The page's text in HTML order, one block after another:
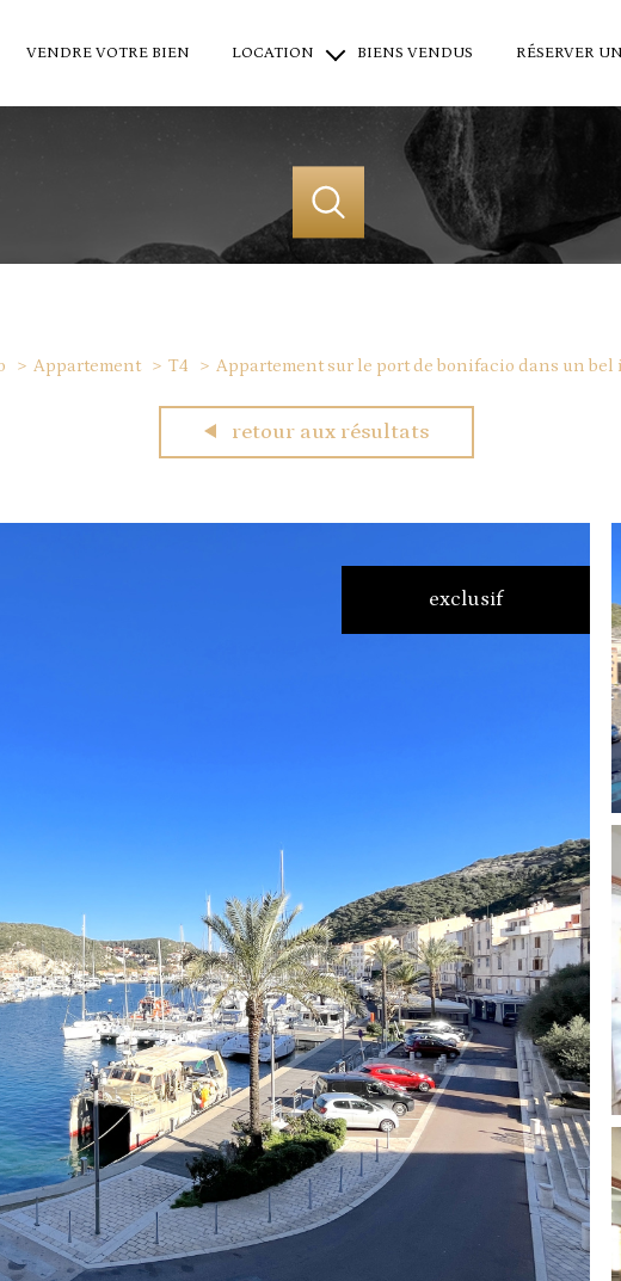
VENDRE VOTRE BIEN LOCATION
locations à l'année
location professionnel
BIENS VENDUS RÉSERVER
acheter louer
en saisonnier
estimer
Appartement T4 Appartement sur le port de bonifacio dans un bel
retour aux résultats
exclusif